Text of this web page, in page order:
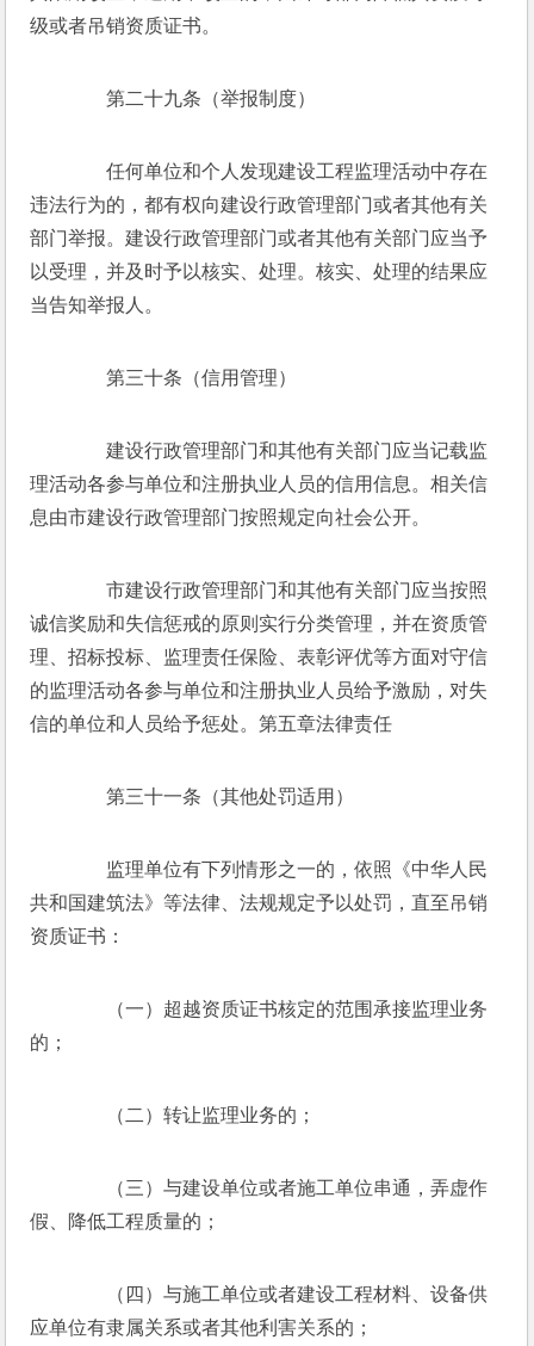
级或者吊销资质证书。
第二十九条（举报制度）
任何单位和个人发现建设工程监理活动中存在
违法行为的，都有权向建设行政管理部门或者其他有关
部门举报。建设行政管理部门或者其他有关部门应当予
以受理，并及时予以核实、处理。核实、处理的结果应
当告知举报人。
第三十条（信用管理）
建设行政管理部门和其他有关部门应当记载监
理活动各参与单位和注册执业人员的信用信息。相关信
息由市建设行政管理部门按照规定向社会公开。
市建设行政管理部门和其他有关部门应当按照
诚信奖励和失信惩戒的原则实行分类管理，并在资质管
理、招标投标、监理责任保险、表彰评优等方面对守信
的监理活动各参与单位和注册执业人员给予激励，对失
信的单位和人员给予惩处。第五章法律责任
第三十一条（其他处罚适用）
监理单位有下列情形之一的，依照《中华人民
共和国建筑法》等法律、法规规定予以处罚，直至吊销
资质证书：
（一）超越资质证书核定的范围承接监理业务
的；
（二）转让监理业务的；
（三）与建设单位或者施工单位串通，弄虚作
假、降低工程质量的；
（四）与施工单位或者建设工程材料、设备供
应单位有隶属关系或者其他利害关系的；